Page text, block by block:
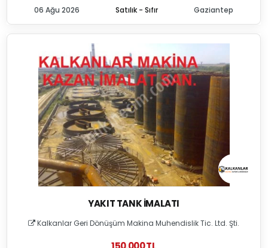
Satılık - Sıfır
06 Ağu 2026 Gaziantep
YAKIT TANK İMALATI
Kalkanlar Geri Dönüşüm Makina Muhendislik Tic. Ltd. Şti.